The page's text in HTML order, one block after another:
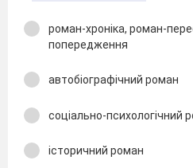
роман-хроніка, роман-
попередження
автобіографічний роман
соціально-психологічний
історичний роман